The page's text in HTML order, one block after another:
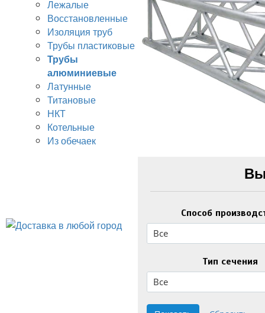
Лежалые
Восстановленные
Изоляция труб
Трубы пластиковые
Трубы
алюминиевые
Латунные
Титановые
НКТ
Котельные
Из обечаек
Способ
Все
Тип сечения
Все